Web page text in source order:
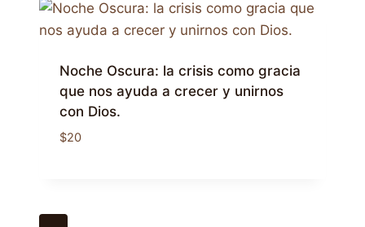
Noche Oscura: la crisis como gracia
que nos ayuda a crecer y unirnos
con Dios.
$20